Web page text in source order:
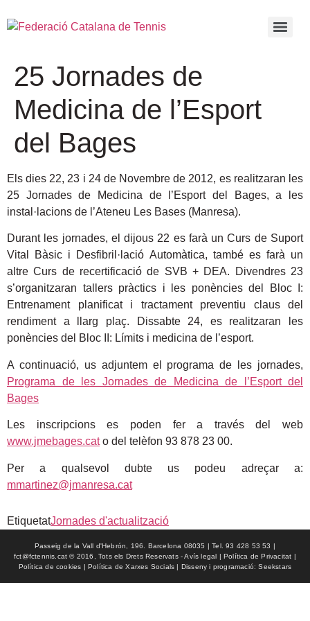
25 Jornades de
Medicina de l’Esport
del Bages
Els dies 22, 23 i 24 de Novembre de 2012, es realitzaran les
25 Jornades de Medicina de l’Esport del Bages, a les
instal·lacions de l’Ateneu Les Bases (Manresa).
Durant les jornades, el dijous 22 es farà un Curs de Suport
Vital Bàsic i Desfibril·lació Automàtica, també es farà un
altre Curs de recertificació de SVB + DEA. Divendres 23
s’organitzaran tallers pràctics i les ponències del Bloc I:
Entrenament planificat i tractament preventiu claus del
rendiment a llarg plaç. Dissabte 24, es realitzaran les
ponències del Bloc II: Límits i medicina de l’esport.
A continuació, us adjuntem el programa de les jornades,
Programa de les Jornades de Medicina de l’Esport del
Bages
Les inscripcions es poden fer a través del web
www.jmebages.cato del telèfon 93 878 23 00.
Per a qualsevol dubte us podeu adreçar a:
mmartinez@jmanresa.cat
EtiquetatJornades d'actualització
Passeig de la Vall d'Hebrón, 196. Barcelona 08035 | Tel. 93 428 53 53 |
fct@fctennis.cat © 2016, Tots els Drets Reservats - Avís legal | Política de Privacitat |
Política de cookies | Política de Xarxes Socials | Disseny i programació: Seekstars